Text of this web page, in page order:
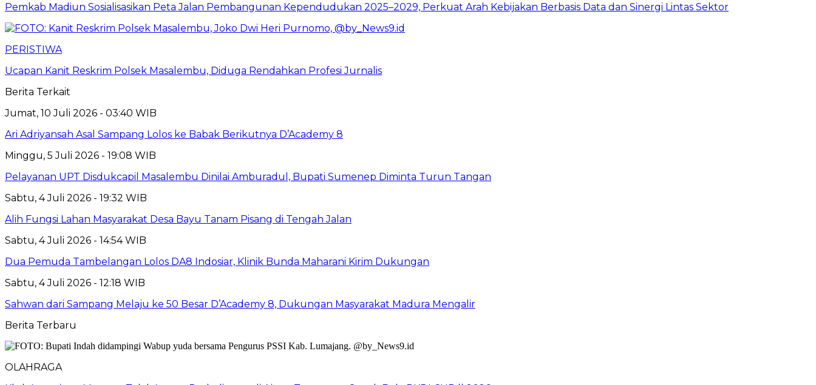
Pemkab Madiun Sosialisasikan Peta Jalan Pembangunan Kependudukan 2025–2029, Perkuat Arah Kebijakan Berbasis Data dan Sinergi Lintas Sektor
PERISTIWA
Ucapan Kanit Reskrim Polsek Masalembu, Diduga Rendahkan Profesi Jurnalis
Berita Terkait
Jumat, 10 Juli 2026 - 03:40 WIB
Ari Adriyansah Asal Sampang Lolos ke Babak Berikutnya D’Academy 8
Minggu, 5 Juli 2026 - 19:08 WIB
Pelayanan UPT Disdukcapil Masalembu Dinilai Amburadul, Bupati Sumenep Diminta Turun Tangan
Sabtu, 4 Juli 2026 - 19:32 WIB
Alih Fungsi Lahan Masyarakat Desa Bayu Tanam Pisang di Tengah Jalan
Sabtu, 4 Juli 2026 - 14:54 WIB
Dua Pemuda Tambelangan Lolos DA8 Indosiar, Klinik Bunda Maharani Kirim Dukungan
Sabtu, 4 Juli 2026 - 12:18 WIB
Sahwan dari Sampang Melaju ke 50 Besar D’Academy 8, Dukungan Masyarakat Madura Mengalir
Berita Terbaru
OLAHRAGA